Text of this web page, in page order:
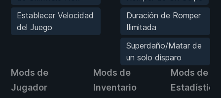
Establecer Velocidad
del Juego
Duración de Romper
Ilimitada
Superdaño/Matar de
un solo disparo
Mods de
Jugador
Mods de
Inventario
Mods de